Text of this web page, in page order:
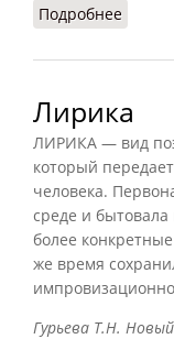
Подробнее
Лирика
ЛИРИКА — вид
который
человека.
среде и бытовала
более
же время
Гурьева Т.Н.